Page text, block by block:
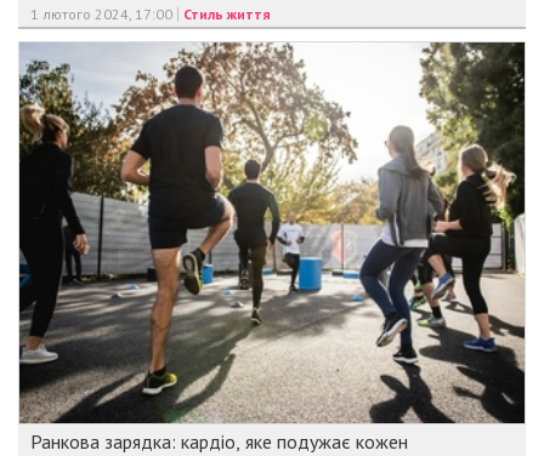
1 лютого 2024, 17:00 Стиль життя
Ранкова зарядка: кардіо, яке подужає кожен